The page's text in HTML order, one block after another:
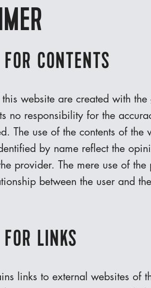
CONTENTS
this website are created with
no responsibility for the
The use of the contents of the
by name reflect the
provider. The mere use of
between the user and
LINKS
links to external websites of